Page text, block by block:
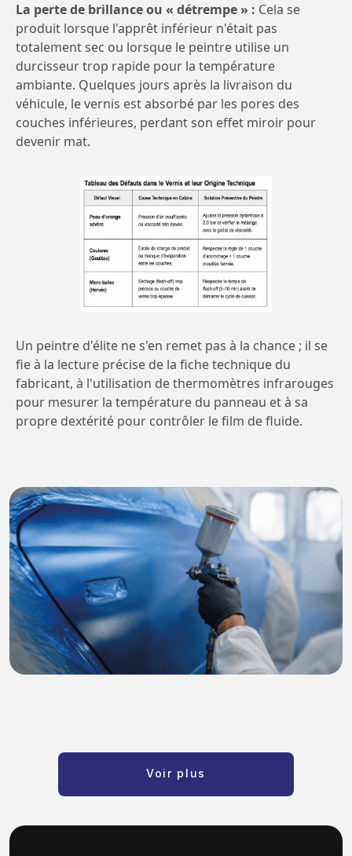
La perte de brillance ou « détrempe » : Cela se
produit lorsque l'apprêt inférieur n'était pas
totalement sec ou lorsque le peintre utilise un
durcisseur trop rapide pour la température
ambiante. Quelques jours après la livraison du
véhicule, le vernis est absorbé par les pores des
couches inférieures, perdant son effet miroir pour
devenir mat.
Un peintre d'élite ne s'en remet pas à la chance ; il se
fie à la lecture précise de la fiche technique du
fabricant, à l'utilisation de thermomètres infrarouges
pour mesurer la température du panneau et à sa
propre dextérité pour contrôler le film de fluide.
Voir plus